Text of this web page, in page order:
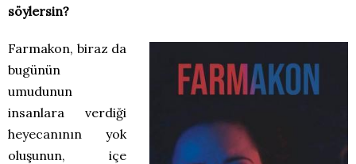
söylersin?
Farmakon, biraz da
bugünün
umudunun
insanlara verdiği
heyecanının yok
oluşunun, içe